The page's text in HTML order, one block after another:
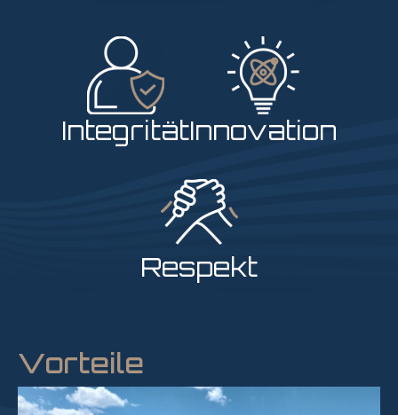
IntegritätInnovation
Respekt
Vorteile